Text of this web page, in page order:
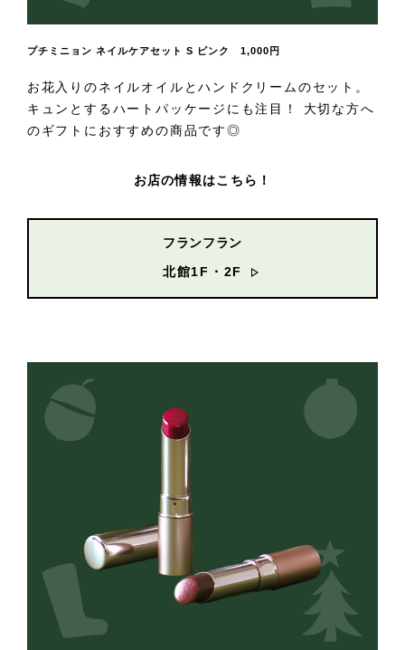
プチミニョン ネイルケアセット S ピンク 1,000円
お花入りのネイルオイルとハンドクリームのセット。
キュンとするハートパッケージにも注目！ 大切な方へ
のギフトにおすすめの商品です◎
お店の情報はこちら！
フランフラン
北館1F・2F